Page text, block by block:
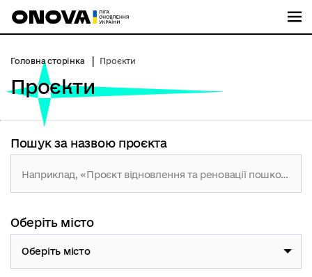
Головна сторінка Проєкти
Проєкти
Пошук за назвою проєкта
Оберіть місто
Оберіть місто